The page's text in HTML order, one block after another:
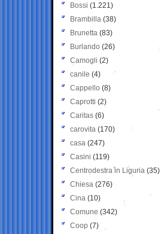
Bossi (1.221)
Brambilla (38)
Brunetta (83)
Burlando (26)
Camogli (2)
canile (4)
Cappello (8)
Caprotti (2)
Caritas (6)
carovita (170)
casa (247)
Casini (119)
Centrodestra in Liguria (35)
Chiesa (276)
Cina (10)
Comune (342)
Coop (7)